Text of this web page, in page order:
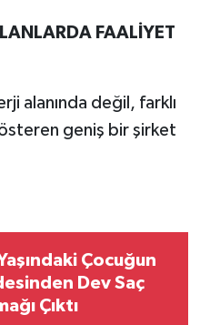
FAALİYET
alanında değil, farklı
geniş bir şirket
Çocuğun
Dev Saç
Çıktı